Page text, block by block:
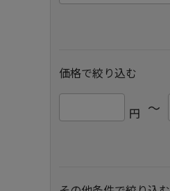
価格で絞り込む
円 ～